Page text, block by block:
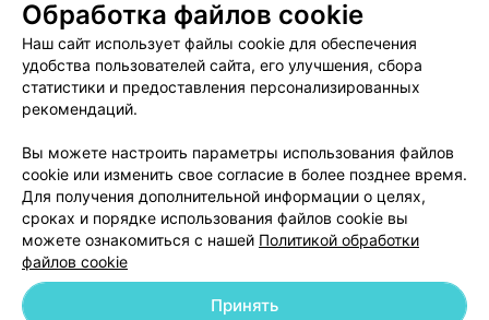
Добавить специалиста
Обработка файлов cookie
Наш сайт использует файлы cookie для обеспечения
удобства пользователей сайта, его улучшения, сбора
статистики и предоставления персонализированных
рекомендаций.
Вы можете настроить параметры использования файлов
cookie или изменить свое согласие в более позднее время.
Для получения дополнительной информации о целях,
сроках и порядке использования файлов cookie вы
можете ознакомиться с нашей Политикой обработки
файлов cookie
Принять